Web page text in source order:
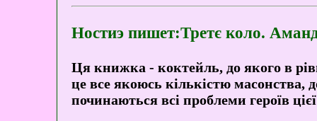
Ностиэ пишет:Третє коло.
Ця книжка - коктейль, до якого в
це все якоюсь кількістю масонства,
починаються всі проблеми героїв